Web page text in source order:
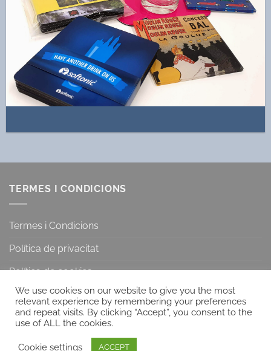
TERMES I CONDICIONS
Termes i Condicions
Política de privacitat
Política de cookies
Visa PayPal MasterCard
Bank
Copyright 2026 ©Artkeeping sl | CIF: B64443054
We use cookies on our website to give you the most
relevant experience by remembering your preferences
and repeat visits. By clicking “Accept”, you consent to the
use of ALL the cookies.
Cookie settings ACCEPT